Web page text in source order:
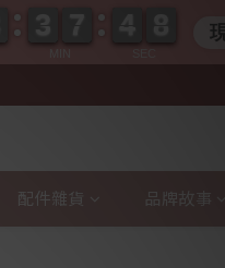
配件雜貨 品牌故事